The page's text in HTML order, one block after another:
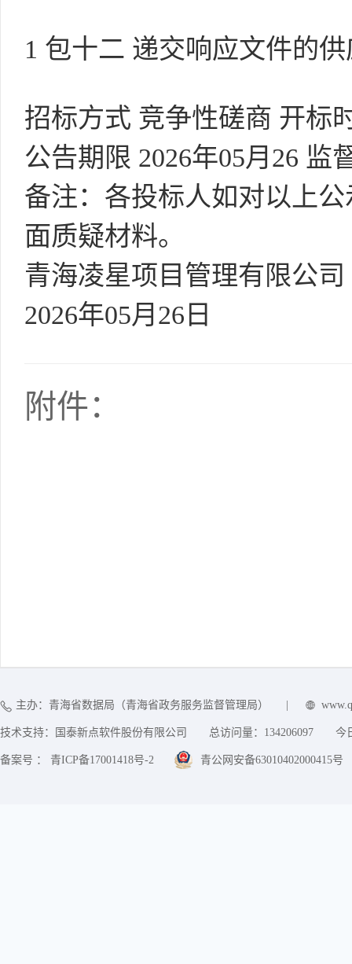
1 包十二 递交响应文件的
招标方式 竞争性磋商 开标
公告期限 2026年05月26 监
备注：各投标人如对以上
面质疑材料。
青海凌星项目管理有限公司
2026年05月26日
附件：
主办：青海省数据局（青海省政务服务监督管理局）
技术支持：国泰新点软件股份有限公司 总访问量： 134206097 今
备案号 ： 青ICP备17001418号-2 青公网安备63010402000415号